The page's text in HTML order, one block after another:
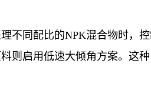
不同配比的NPK混合物时，
则启用低速大倾角方案。这